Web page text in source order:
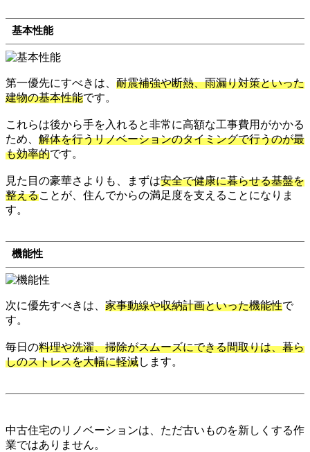
基本性能
第一優先にすべきは、 耐震補強や断熱、雨漏り対策といった
建物の基本性能です。
これらは後から手を入れると非常に高額な工事費用がかかる
ため、 解体を行うリノベーションのタイミングで行うのが最
も効率的です。
見た目の豪華さよりも、まずは安全で健康に暮らせる基盤を
整えることが、住んでからの満足度を支えることになりま
す。
機能性
次に優先すべきは、 家事動線や収納計画といった機能性で
す。
毎日の料理や洗濯、掃除がスムーズにできる間取りは、暮ら
しのストレスを大幅に軽減します。
中古住宅のリノベーションは、ただ古いものを新しくする作
業ではありません。